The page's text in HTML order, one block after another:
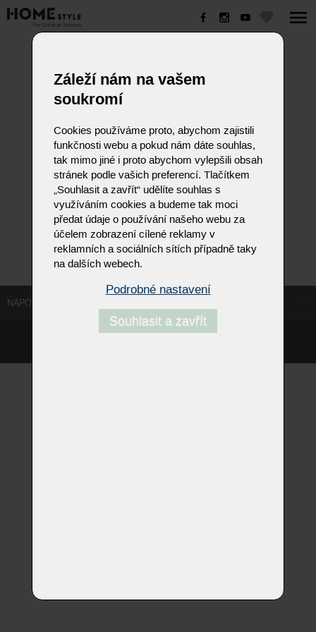
NAPOSLEDY NAVŠTÍVENÉ ODKAZY
©Homestyle.cz2026
Záleží nám na vašem
soukromí
Cookies používáme proto, abychom zajistili
funkčnosti webu a pokud nám dáte souhlas,
tak mimo jiné i proto abychom vylepšili obsah
stránek podle vašich preferencí. Tlačítkem
„Souhlasit a zavřít“ udělíte souhlas s
využíváním cookies a budeme tak moci
předat údaje o používání našeho webu za
účelem zobrazení cílené reklamy v
reklamních a sociálních sítích případně taky
na dalších webech.
Podrobné nastavení
Souhlasit a zavřít